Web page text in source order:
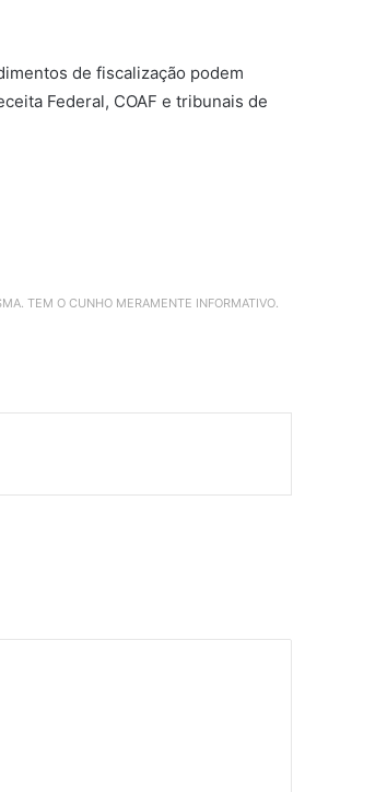
de fiscalização podem
Federal, COAF e tribunais de
TEM O CUNHO MERAMENTE INFORMATIVO.